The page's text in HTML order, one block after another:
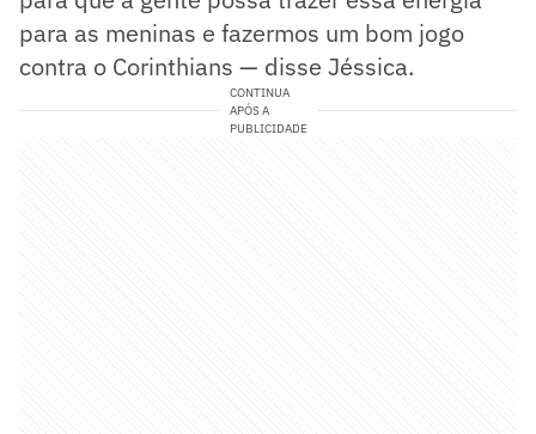
para as meninas e fazermos um bom jogo
contra o Corinthians — disse Jéssica.
CONTINUA
APÓS A
PUBLICIDADE